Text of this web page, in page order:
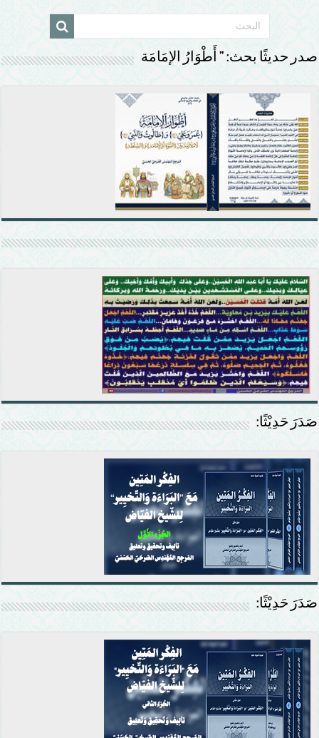
صدر حديثًا بحث: ” أَطْوَارُ الإمَامَة
صَدَرَ حَدِيْثًا:
صَدَرَ حَدِيْثًا: